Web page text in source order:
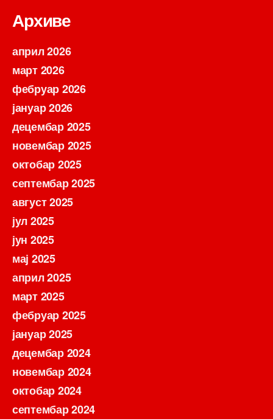
Архиве
април 2026
март 2026
фебруар 2026
јануар 2026
децембар 2025
новембар 2025
октобар 2025
септембар 2025
август 2025
јул 2025
јун 2025
мај 2025
април 2025
март 2025
фебруар 2025
јануар 2025
децембар 2024
новембар 2024
октобар 2024
септембар 2024